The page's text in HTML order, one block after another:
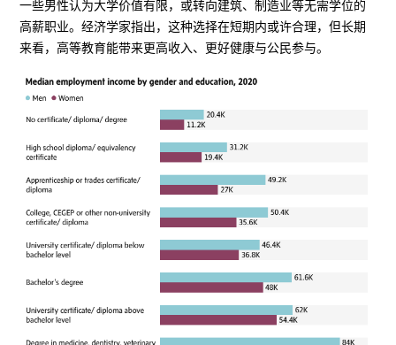
一些男性认为大学价值有限，或转向建筑、制造业等无需学位的
高薪职业。经济学家指出，这种选择在短期内或许合理，但长期
来看，高等教育能带来更高收入、更好健康与公民参与。